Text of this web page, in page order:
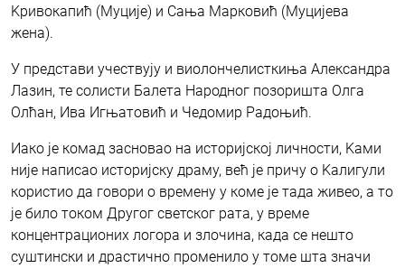
Kривокапић (Муције) и Сања Марковић (Муцијева
жена).
У представи учествују и виолончелисткиња Александра
Лазин, те солисти Балета Народног позоришта Олга
Олћан, Ива Игњатовић и Чедомир Радоњић.
Иако је комад засновао на историјској личности, Kами
није написао историјску драму, већ је причу о Kалигули
користио да говори о времену у коме је тада живео, а то
је било током Другог светског рата, у време
концентрационих логора и злочина, када се нешто
суштински и драстично променило у томе шта значи